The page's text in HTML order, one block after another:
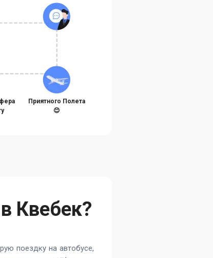
Приятного Полета
😊
Квебек?
поездку на автобусе,